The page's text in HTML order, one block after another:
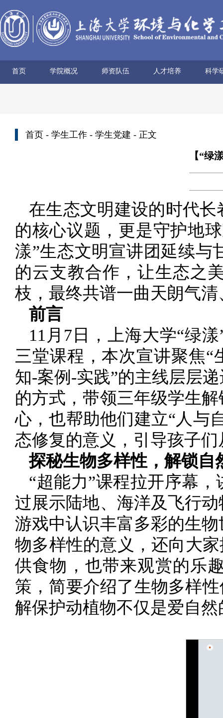
首页 学院概况 师资队伍 人才培养 科学
首页 - 学生工作 - 学生党建 - 正文
【“绿
在生态文明建设的时代
的核心议题，更是守护地
漾”生态文明宣讲团延续与
的云支教合作，让生态之
枝，最终共谱一曲天朗气
前言
11月7日，上海大学“绿
三堂课程，本次宣讲聚焦“
知-案例-实践”的主线层层
的方式，带领三年级学生
心，也帮助他们建立“人与
态修复的意义，引导孩子
探秘生物多样性，解锁自
“超能力”课程拉开序幕
过展示陆地、海洋及飞行
游戏中认识丰富多彩的生
物多样性的意义，还向大
供食物，也带来观赏的乐
策，简要介绍了生物多样
解保护动植物不仅是爱自